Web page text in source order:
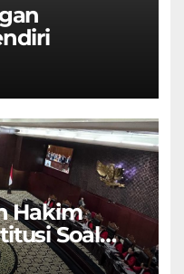
Hakim
Soal